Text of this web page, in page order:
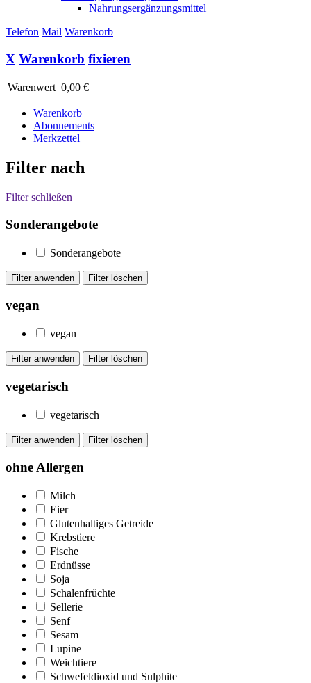
Nahrungsergänzungsmittel
Telefon Mail Warenkorb
X Warenkorb fixieren
Warenwert 0,00 €
Warenkorb
Abonnements
Merkzettel
Filter nach
Filter schließen
Sonderangebote
Sonderangebote
vegan
vegan
vegetarisch
vegetarisch
ohne Allergen
Milch
Eier
Glutenhaltiges Getreide
Krebstiere
Fische
Erdnüsse
Soja
Schalenfrüchte
Sellerie
Senf
Sesam
Lupine
Weichtiere
Schwefeldioxid und Sulphite